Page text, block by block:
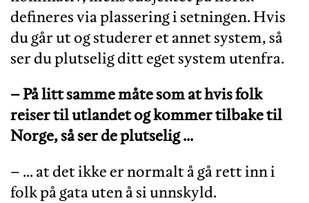
defineres via plassering i setningen. Hvis
du går ut og studerer et annet system, så
ser du plutselig ditt eget system utenfra.
– På litt samme måte som at hvis folk
reiser til utlandet og kommer tilbake til
Norge, så ser de plutselig …
– … at det ikke er normalt å gå rett inn i
folk på gata uten å si unnskyld.